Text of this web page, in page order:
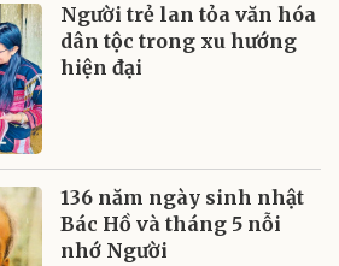
Người trẻ lan tỏa văn hóa
dân tộc trong xu hướng
hiện đại
136 năm ngày sinh nhật
Bác Hồ và tháng 5 nỗi
nhớ Người